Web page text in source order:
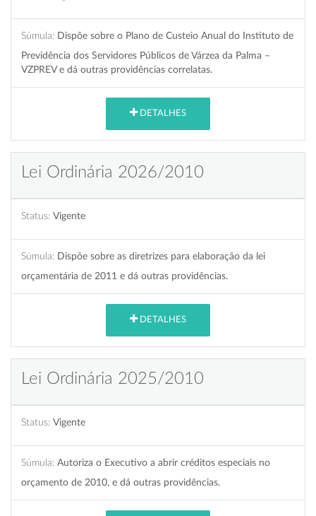
Súmula: Dispõe sobre o Plano de Custeio Anual do Instituto de
Previdência dos Servidores Públicos de Várzea da Palma –
VZPREV e dá outras providências correlatas.
DETALHES
Lei Ordinária 2026/2010
Status: Vigente
Súmula: Dispõe sobre as diretrizes para elaboração da lei
orçamentária de 2011 e dá outras providências.
DETALHES
Lei Ordinária 2025/2010
Status: Vigente
Súmula: Autoriza o Executivo a abrir créditos especiais no
orçamento de 2010, e dá outras providências.